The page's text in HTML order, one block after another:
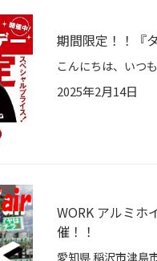
期間限定！！『
2025年2月14日
WORK アルミホ
催！！